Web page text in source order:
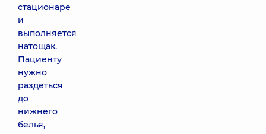
стационаре
и
выполняется
натощак.
Пациенту
нужно
раздеться
до
нижнего
белья,